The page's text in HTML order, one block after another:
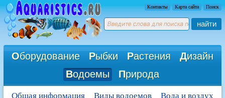
Контакты Карта сайта Поиск
найти
Оборудование Рыбки Растения Дизайн
Водоемы Природа
Общая информация Виды водоемов
Вода и воздух